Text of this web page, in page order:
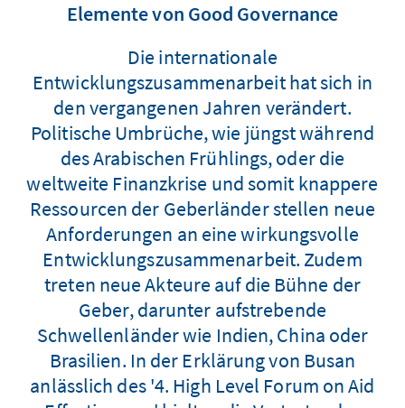
Elemente von Good Governance
Die internationale
Entwicklungszusammenarbeit hat sich in
den vergangenen Jahren verändert.
Politische Umbrüche, wie jüngst während
des Arabischen Frühlings, oder die
weltweite Finanzkrise und somit knappere
Ressourcen der Geberländer stellen neue
Anforderungen an eine wirkungsvolle
Entwicklungszusammenarbeit. Zudem
treten neue Akteure auf die Bühne der
Geber, darunter aufstrebende
Schwellenländer wie Indien, China oder
Brasilien. In der Erklärung von Busan
anlässlich des '4. High Level Forum on Aid